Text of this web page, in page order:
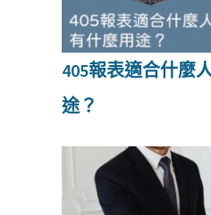
405報表適合什麼
途？